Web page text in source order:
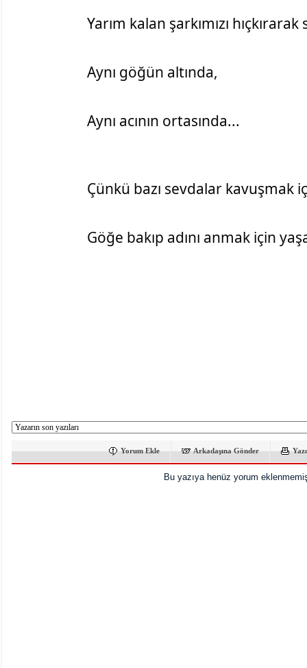
Yarım kalan şarkımızı
Aynı göğün altında,
Aynı acının ortasında...
Çünkü bazı sevdalar kavuşmak
Göğe bakıp adını anmak için
Yorum Ekle Arkadaşına Gönder
Bu yazıya henüz yorum